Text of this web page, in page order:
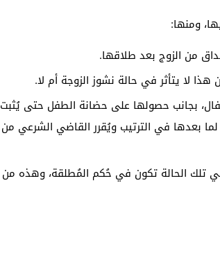
ومنها:
من الزوج بعد طلاقها.
لا يتأثر في حالة نشوز الزوجة أم لا.
بجانب حصولها على حضانة الطفل حتى يُثبت
بعدها في الترتيب ويُقرر القاضي الشرعي من
تلك الحالة تكون في حُكم المُطلقة، وهذه من